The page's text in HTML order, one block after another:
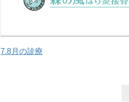
7.8月の診療